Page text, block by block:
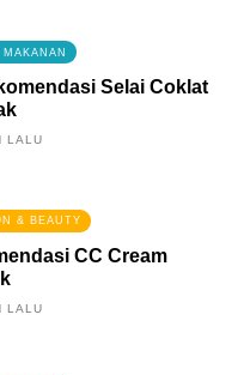
Selai Coklat
LALU
& BEAUTY
CC Cream
LALU